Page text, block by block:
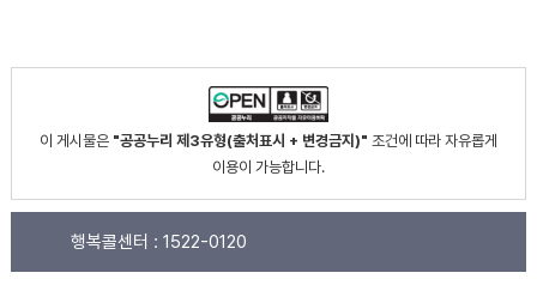
이 게시물은 "공공누리 제3유형(출처표시 + 변경금지)" 조건에 따라 자유롭게
이용이 가능합니다.
행복콜센터 : 1522-0120